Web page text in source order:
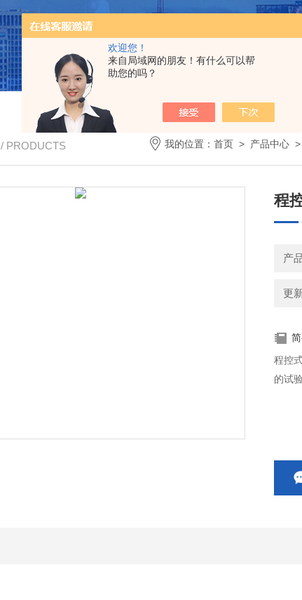
欢迎您！
来自局域网的朋友！有什么可以帮
助您的吗？
/ PRODUCTS 我的位置： 首页 > 产品中心 >
程
产
更
程控
的试